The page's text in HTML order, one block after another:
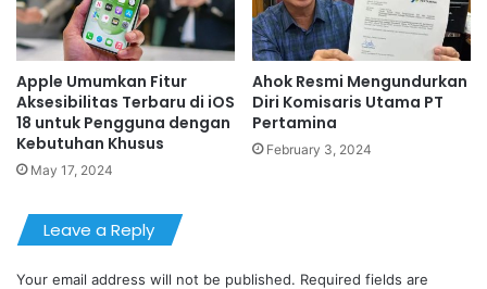
Apple Umumkan Fitur
Aksesibilitas Terbaru di iOS
18 untuk Pengguna dengan
Kebutuhan Khusus
May 17, 2024
Ahok Resmi Mengundurkan
Diri Komisaris Utama PT
Pertamina
February 3, 2024
Leave a Reply
Your email address will not be published. Required fields are